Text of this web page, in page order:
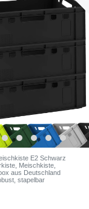
E2 Schwarz
Meischkiste,
aus Deutschland
stapelbar